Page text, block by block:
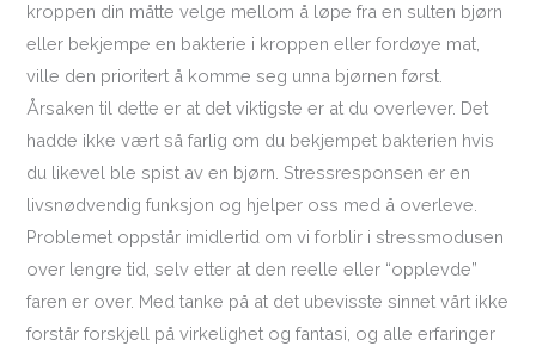
kroppen din måtte velge mellom å løpe fra en sulten bjørn
eller bekjempe en bakterie i kroppen eller fordøye mat,
ville den prioritert å komme seg unna bjørnen først.
Årsaken til dette er at det viktigste er at du overlever. Det
hadde ikke vært så farlig om du bekjempet bakterien hvis
du likevel ble spist av en bjørn. Stressresponsen er en
livsnødvendig funksjon og hjelper oss med å overleve.
Problemet oppstår imidlertid om vi forblir i stressmodusen
over lengre tid, selv etter at den reelle eller “opplevde”
faren er over. Med tanke på at det ubevisste sinnet vårt ikke
forstår forskjell på virkelighet og fantasi, og alle erfaringer